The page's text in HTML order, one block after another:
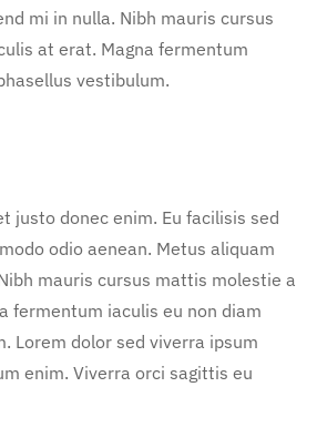
mi in nulla. Nibh mauris cursus
at erat. Magna fermentum
vestibulum.
justo donec enim. Eu facilisis sed
odio aenean. Metus aliquam
mauris cursus mattis molestie a
fermentum iaculis eu non diam
Lorem dolor sed viverra ipsum
enim. Viverra orci sagittis eu